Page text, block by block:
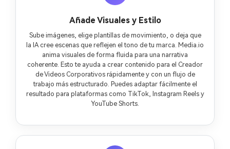
Añade Visuales y Estilo
Sube imágenes, elige plantillas de movimiento, o deja que
la IA cree escenas que reflejen el tono de tu marca. Media.io
anima visuales de forma fluida para una narrativa
coherente. Esto te ayuda a crear contenido para el Creador
de Videos Corporativos rápidamente y con un flujo de
trabajo más estructurado. Puedes adaptar fácilmente el
resultado para plataformas como TikTok, Instagram Reels y
YouTube Shorts.